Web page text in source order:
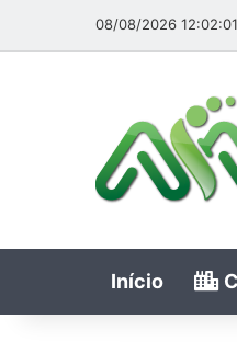
08/08/2026 12:02:01
Início